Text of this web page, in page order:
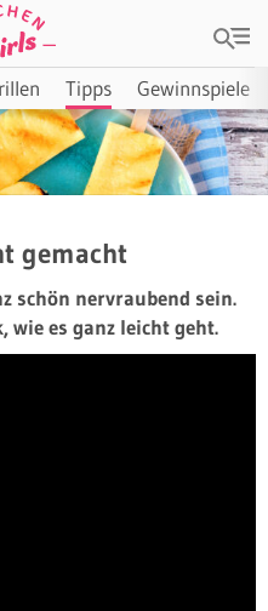
Tipps Gewinnspiele
gemacht
schön nervraubend sein.
wie es ganz leicht geht.